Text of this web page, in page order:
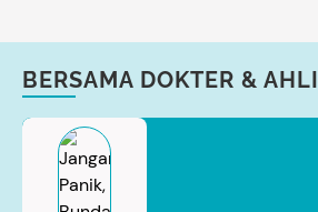
BERSAMA DOKTER & AHLI